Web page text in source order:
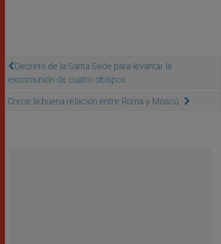
Decreto de la Santa Sede para levantar la
excomunión de cuatro obispos
Crece la buena relación entre Roma y Moscú